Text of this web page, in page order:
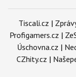
Tiscali.cz |
Profigamers.cz |
Úschovna.cz |
CZhity.cz |